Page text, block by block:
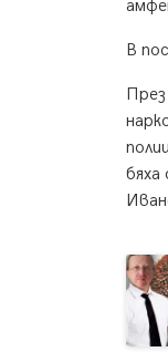
В
бяха